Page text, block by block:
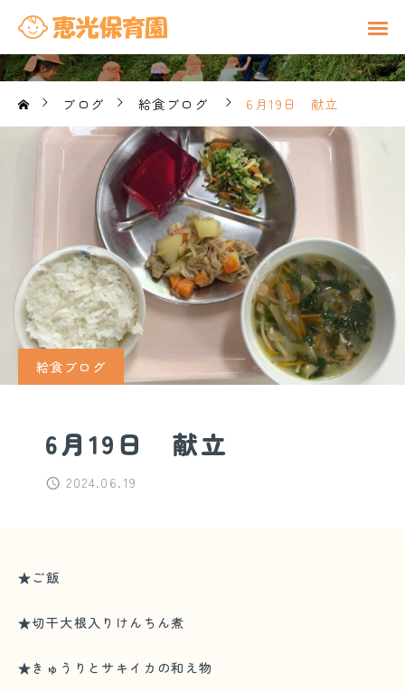
ブログ 給食ブログ 6月19日 献立
給食ブログ
6月19日 献立
2024.06.19
★ご飯
★切干大根入りけんちん煮
★きゅうりとサキイカの和え物